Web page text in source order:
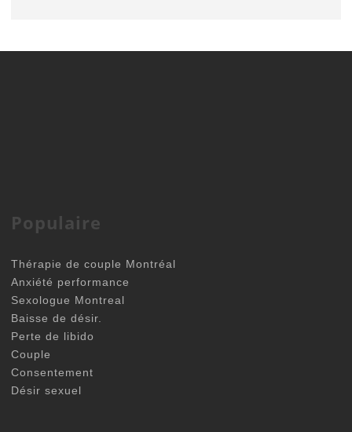
Populaire
Thérapie de couple Montréal
Anxiété performance
Sexologue Montreal
Baisse de désir.
Perte de libido
Couple
Consentement
Désir sexuel